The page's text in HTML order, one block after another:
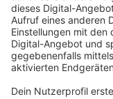
Verpass'
ANTENNE